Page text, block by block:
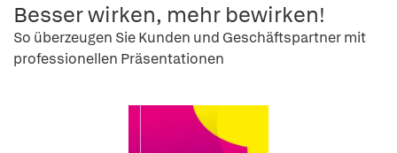
Besser wirken, mehr bewirken!
So überzeugen Sie Kunden und Geschäftspartner mit
professionellen Präsentationen